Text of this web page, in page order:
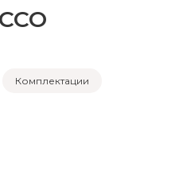
Комплектации